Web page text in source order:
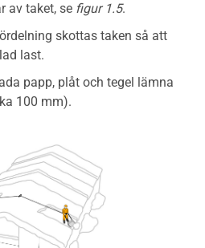
av taket, se figur 1.5.
skottas taken så att
last.
papp, plåt och tegel lämna
100 mm).